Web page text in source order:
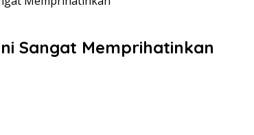
Sangat Memprihatinkan